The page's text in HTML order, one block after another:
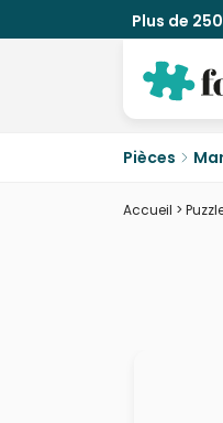
Plus de
Pièces
Accueil >